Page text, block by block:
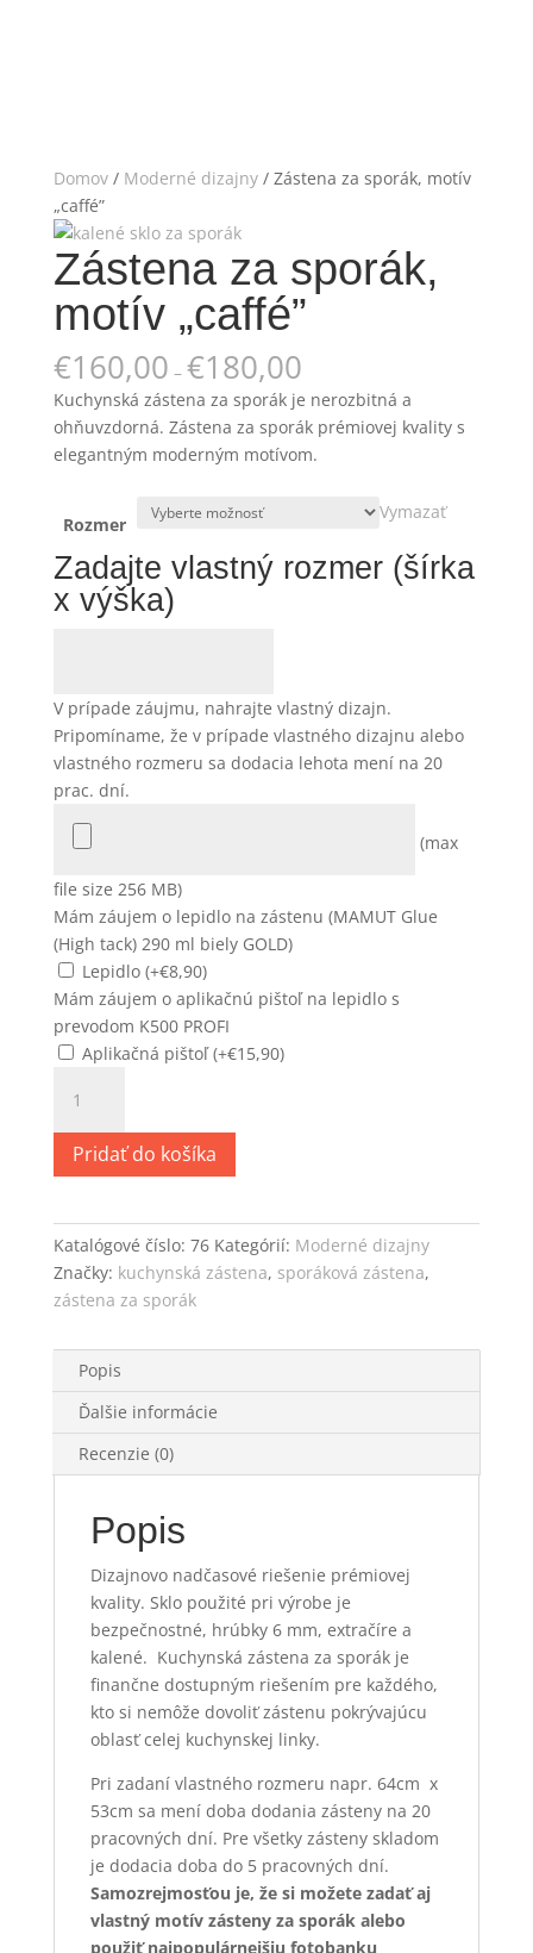
Domov/ Moderné dizajny/ Zástena za sporák, motív
„caffé”
Zástena za sporák,
motív „caffé”
€160,00 – €180,00
Kuchynská zástena za sporák je nerozbitná a
ohňuvzdorná. Zástena za sporák prémiovej kvality s
elegantným moderným motívom.
Rozmer
Vymazať
Zadajte vlastný rozmer (šírka
x výška)
V prípade záujmu, nahrajte vlastný dizajn.
Pripomíname, že v prípade vlastného dizajnu alebo
vlastného rozmeru sa dodacia lehota mení na 20
prac. dní.
(max
file size 256 MB)
Mám záujem o lepidlo na zástenu (MAMUT Glue
(High tack) 290 ml biely GOLD)
Lepidlo (+€8,90)
Mám záujem o aplikačnú pištoľ na lepidlo s
prevodom K500 PROFI
Aplikačná pištoľ (+€15,90)
Zástena
za
sporák,
Pridať do košíka
Katalógové číslo: 76 Kategórií: Moderné dizajny
Značky: kuchynská zástena, sporáková zástena,
zástena za sporák
Popis
Ďalšie informácie
Recenzie (0)
Popis
Dizajnovo nadčasové riešenie prémiovej
kvality. Sklo použité pri výrobe je
bezpečnostné, hrúbky 6 mm, extračíre a
kalené. Kuchynská zástena za sporák je
finančne dostupným riešením pre každého,
kto si nemôže dovoliť zástenu pokrývajúcu
oblasť celej kuchynskej linky.
Pri zadaní vlastného rozmeru napr. 64cm x
53cm sa mení doba dodania zásteny na 20
pracovných dní. Pre všetky zásteny skladom
je dodacia doba do 5 pracovných dní.
Samozrejmosťou je, že si možete zadať aj
vlastný motív zásteny za sporák alebo
použiť najpopulárnejšiu fotobanku